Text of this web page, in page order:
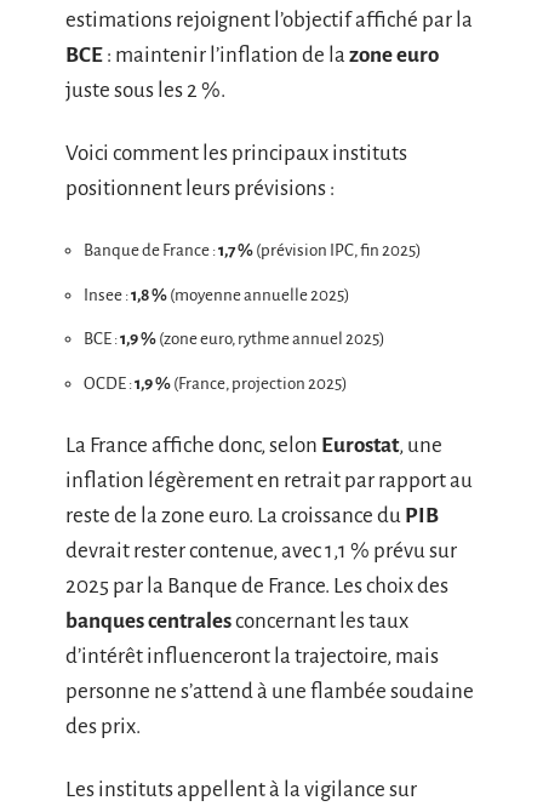
estimations rejoignent l’objectif affiché par la
BCE : maintenir l’inflation de la zone euro
juste sous les 2 %.
Voici comment les principaux instituts
positionnent leurs prévisions :
Banque de France :1,7 % (prévision IPC, fin 2025)
Insee :1,8 % (moyenne annuelle 2025)
BCE :1,9 % (zone euro, rythme annuel 2025)
OCDE :1,9 % (France, projection 2025)
La France affiche donc, selon Eurostat, une
inflation légèrement en retrait par rapport au
reste de la zone euro. La croissance du PIB
devrait rester contenue, avec 1,1 % prévu sur
2025 par la Banque de France. Les choix des
banques centralesconcernant les taux
d’intérêt influenceront la trajectoire, mais
personne ne s’attend à une flambée soudaine
des prix.
Les instituts appellent à la vigilance sur